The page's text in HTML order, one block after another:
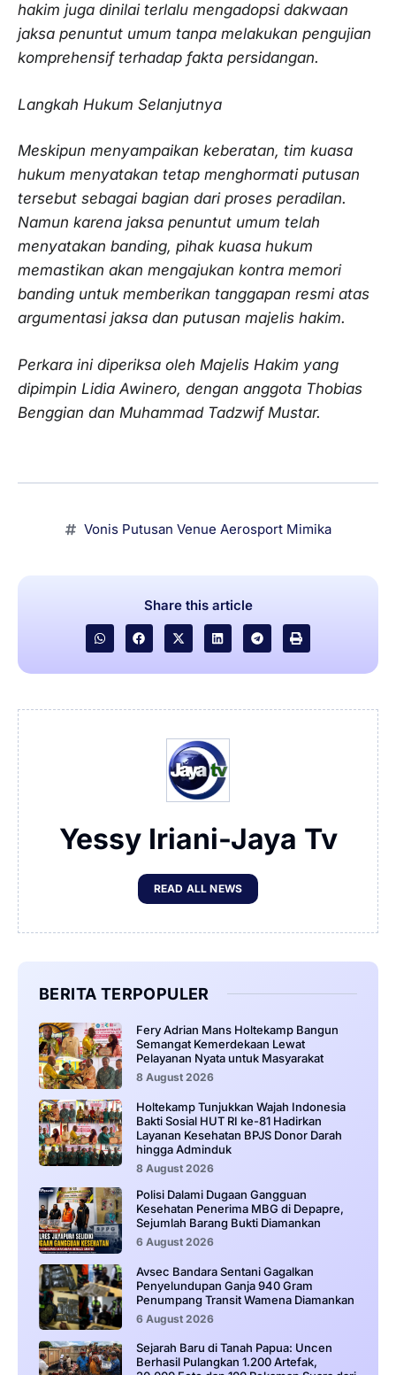
hakim juga dinilai terlalu mengadopsi dakwaan
jaksa penuntut umum tanpa melakukan pengujian
komprehensif terhadap fakta persidangan.
Langkah Hukum Selanjutnya
Meskipun menyampaikan keberatan, tim kuasa
hukum menyatakan tetap menghormati putusan
tersebut sebagai bagian dari proses peradilan.
Namun karena jaksa penuntut umum telah
menyatakan banding, pihak kuasa hukum
memastikan akan mengajukan kontra memori
banding untuk memberikan tanggapan resmi atas
argumentasi jaksa dan putusan majelis hakim.
Perkara ini diperiksa oleh Majelis Hakim yang
dipimpin Lidia Awinero, dengan anggota Thobias
Benggian dan Muhammad Tadzwif Mustar.
Vonis Putusan Venue Aerosport Mimika
Share this article
Yessy Iriani-Jaya Tv
READ ALL NEWS
BERITA TERPOPULER
Fery Adrian Mans Holtekamp Bangun
Semangat Kemerdekaan Lewat
Pelayanan Nyata untuk Masyarakat
8 August 2026
Holtekamp Tunjukkan Wajah Indonesia
Bakti Sosial HUT RI ke-81 Hadirkan
Layanan Kesehatan BPJS Donor Darah
hingga Adminduk
8 August 2026
‎Polisi Dalami Dugaan Gangguan
Kesehatan Penerima MBG di Depapre,
Sejumlah Barang Bukti Diamankan
6 August 2026
Avsec Bandara Sentani Gagalkan
Penyelundupan Ganja 940 Gram
Penumpang Transit Wamena Diamankan
6 August 2026
Sejarah Baru di Tanah Papua: Uncen
Berhasil Pulangkan 1.200 Artefak,